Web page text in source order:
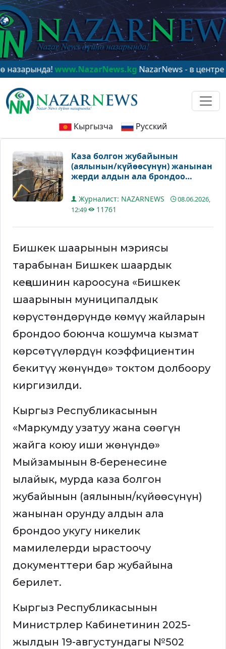
www.NazarNews.kgNazarNews - в центре
Кыргызча Русский
Каза болгон жубайынын
(аялынын/күйөөсүнүн) жанынан
жерди алдын ала брондоо
түшүндүрмөсү
Журналист: NAZARNEWS
08.06.2026,
12:49
11761
Бишкек шаарынын мэриясы
тарабынан Бишкек шаардык
кеңешинин кароосуна «Бишкек
шаарынын муниципалдык
көрүстөндөрүндө көмүү жайларын
брондоо боюнча кошумча кызмат
көрсөтүүлөрдүн коэффициентин
бекитүү жөнүндө» токтом долбоору
киргизилди.
Кыргыз Республикасынын
«Маркумду узатуу жана сөөгүн
жайга коюу иши жөнүндө»
Мыйзамынын 8-беренесине
ылайык, мурда каза болгон
жубайынын (аялынын/күйөөсүнүн)
жанынан орунду алдын ала
брондоо укугу никелик
мамилелерди ырастоочу
документтери бар жубайына
берилет.
Кыргыз Республикасынын
Министрлер Кабинетинин 2025-
жылдын 19-августундагы №502